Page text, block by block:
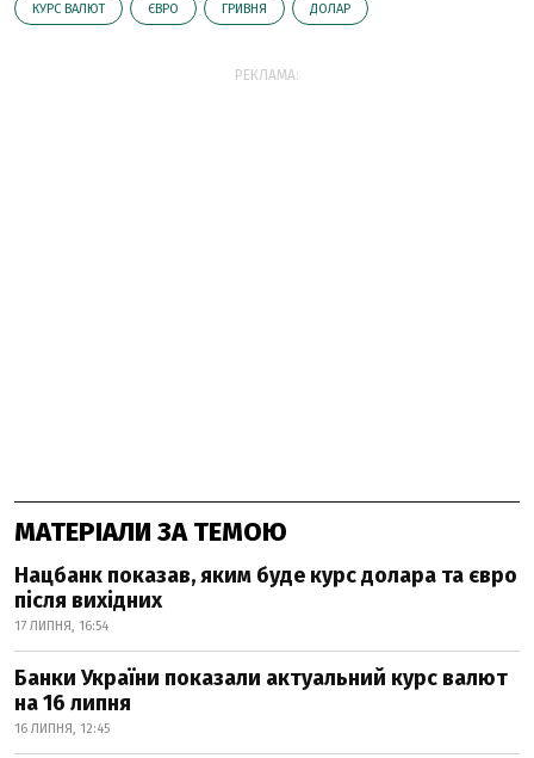
КУРС ВАЛЮТ ЄВРО ГРИВНЯ ДОЛАР
РЕКЛАМА:
МАТЕРІАЛИ ЗА ТЕМОЮ
Нацбанк показав, яким буде курс долара та євро
після вихідних
17 ЛИПНЯ, 16:54
Банки України показали актуальний курс валют
на 16 липня
16 ЛИПНЯ, 12:45